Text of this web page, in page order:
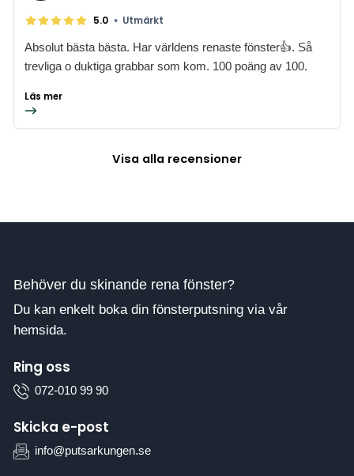
5.0 • Utmärkt
Absolut bästa bästa. Har världens renaste fönster👍. Så
trevliga o duktiga grabbar som kom. 100 poäng av 100.
Läs mer
Visa alla recensioner
Behöver du skinande rena fönster?
Du kan enkelt boka din fönsterputsning via vår
hemsida.
Ring oss
072-010 99 90
Skicka e-post
info@putsarkungen.se